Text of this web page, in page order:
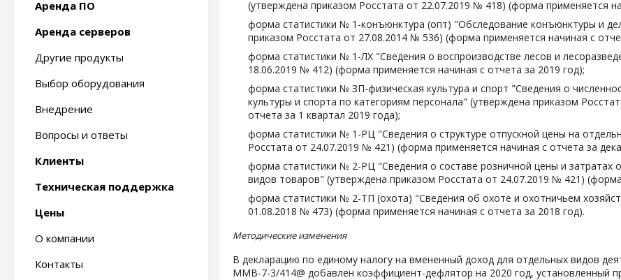
Аренда ПО
Аренда серверов
Другие продукты
Выбор оборудования
Внедрение
Вопросы и ответы
Клиенты
Техническая поддержка
Цены
О компании
Контакты
(утверждена приказом Росстата от 22.07.2019 № 418) (форма применяется
форма статистики № 1-конъюнктура (опт) "Обследование конъюнктуры и
приказом Росстата от 27.08.2014 № 536) (форма применяется начиная с
форма статистики № 1-ЛХ "Сведения о воспроизводстве лесов и
18.06.2019 № 412) (форма применяется начиная с отчета за 2019 год);
форма статистики № ЗП-физическая культура и спорт "Сведения о
культуры и спорта по категориям персонала" (утверждена приказом
отчета за 1 квартал 2019 года);
форма статистики № 1-РЦ "Сведения о структуре отпускной цены на
Росстата от 24.07.2019 № 421) (форма применяется начиная с отчета за
форма статистики № 2-РЦ "Сведения о составе розничной цены и затратах
видов товаров" (утверждена приказом Росстата от 24.07.2019 № 421)
форма статистики № 2-ТП (охота) "Сведения об охоте и охотничьем
01.08.2018 № 473) (форма применяется начиная с отчета за 2018 год).
Методические изменения
В декларацию по единому налогу на вмененный доход для отдельных видов
ММВ-7-3/414@ добавлен коэффициент-дефлятор на 2020 год, установленный